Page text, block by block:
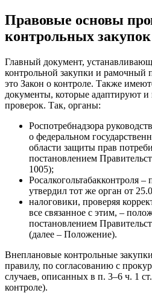
Правовые основы
контрольных закупок
Главный документ,
контрольной закупки и рамочный
это Закон о контроле. Также
документы, которые адаптируют и
проверок. Так, органы:
Роспотребнадзора
о федеральном
области защиты прав
постановлением
1005);
Росалкогольтабакконтроля
утвердил тот же орган от
налоговики, проверяя
все связанное с этим, –
постановлением
(далее – Положение).
Внеплановые контрольные
правилу, по согласованию с
случаев, описанных в п. 3–6 ч. 1
контроле).